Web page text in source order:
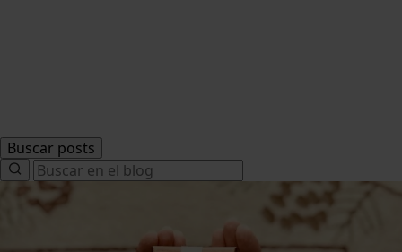
Buscar posts
Search
for: